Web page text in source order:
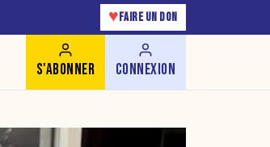
♥ FAIRE UN DON
S'ABONNER CONNEXION